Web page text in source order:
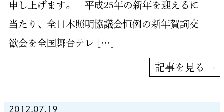
申し上げます。 平成25年の新年を迎えるに
当たり、全日本照明協議会恒例の新年賀詞交
歓会を全国舞台テレ […]
記事を見る
2012.07.19